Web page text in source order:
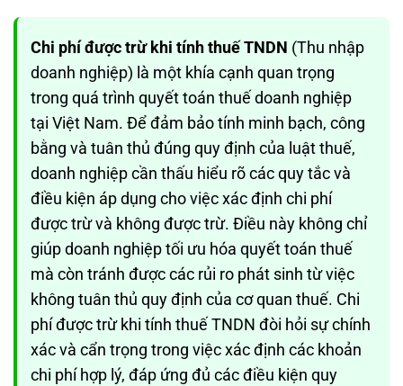
Chi phí được trừ khi tính thuế TNDN (Thu nhập
doanh nghiệp) là một khía cạnh quan trọng
trong quá trình quyết toán thuế doanh nghiệp
tại Việt Nam. Để đảm bảo tính minh bạch, công
bằng và tuân thủ đúng quy định của luật thuế,
doanh nghiệp cần thấu hiểu rõ các quy tắc và
điều kiện áp dụng cho việc xác định chi phí
được trừ và không được trừ. Điều này không chỉ
giúp doanh nghiệp tối ưu hóa quyết toán thuế
mà còn tránh được các rủi ro phát sinh từ việc
không tuân thủ quy định của cơ quan thuế. Chi
phí được trừ khi tính thuế TNDN đòi hỏi sự chính
xác và cẩn trọng trong việc xác định các khoản
chi phí hợp lý, đáp ứng đủ các điều kiện quy